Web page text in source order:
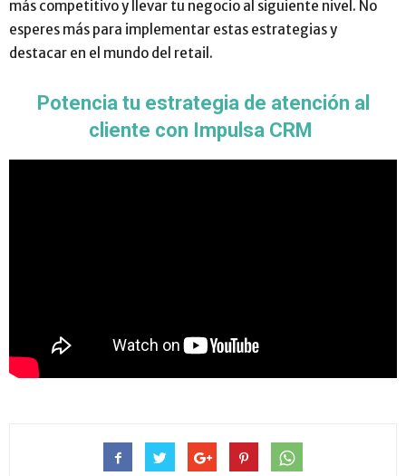
más competitivo y llevar tu negocio al siguiente nivel. No
esperes más para implementar estas estrategias y
destacar en el mundo del retail.
Potencia tu estrategia de atención al
cliente con Impulsa CRM